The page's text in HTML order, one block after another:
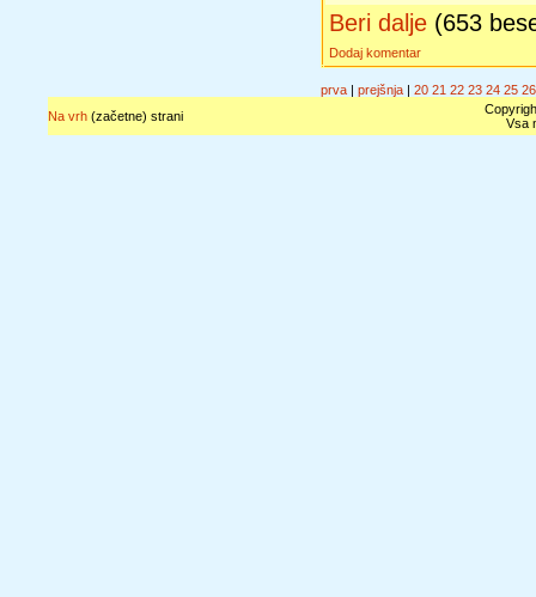
Beri dalje (653
Dodaj komentar
prva | prejšnja | 20 21 22 23 24 25 26
Na vrh(začetne) strani
Vsa